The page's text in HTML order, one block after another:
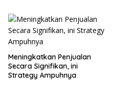
Meningkatkan Penjualan
Secara Signifikan, ini
Strategy Ampuhnya